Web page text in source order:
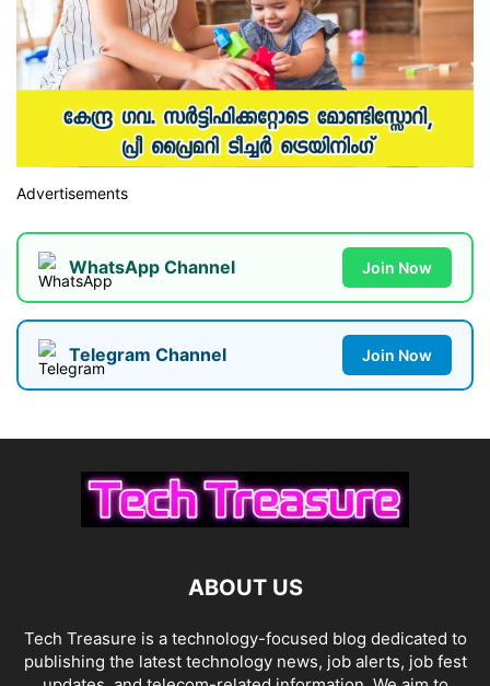
Advertisements
WhatsApp Channel Join Now
Telegram Channel Join Now
ABOUT US
Tech Treasure is a technology-focused blog dedicated to
publishing the latest technology news, job alerts, job fest